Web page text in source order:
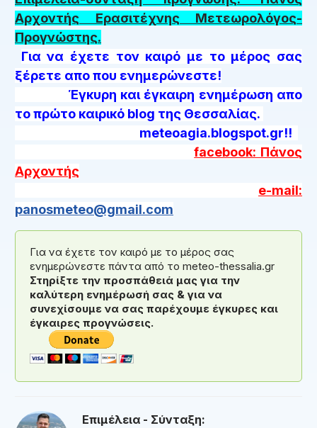
Αρχοντής Ερασιτέχνης Μετεωρολόγος-
Προγνώστης.
Για να έχετε τον καιρό με το μέρος σας
ξέρετε απο που ενημερώνεστε!
Έγκυρη και έγκαιρη ενημέρωση απο
το πρώτο καιρικό blog της Θεσσαλίας.
meteoagia.blogspot.gr!!
facebook: Πάνος
Αρχοντής
e-mail:
panosmeteo@gmail.com
Για να έχετε τον καιρό με το μέρος σας
ενημερώνεστε πάντα από το meteo-thessalia.gr
Στηρίξτε την προσπάθειά μας για την
καλύτερη ενημέρωσή σας & για να
συνεχίσουμε να σας παρέχουμε έγκυρες και
έγκαιρες προγνώσεις.
Επιμέλεια - Σύνταξη: